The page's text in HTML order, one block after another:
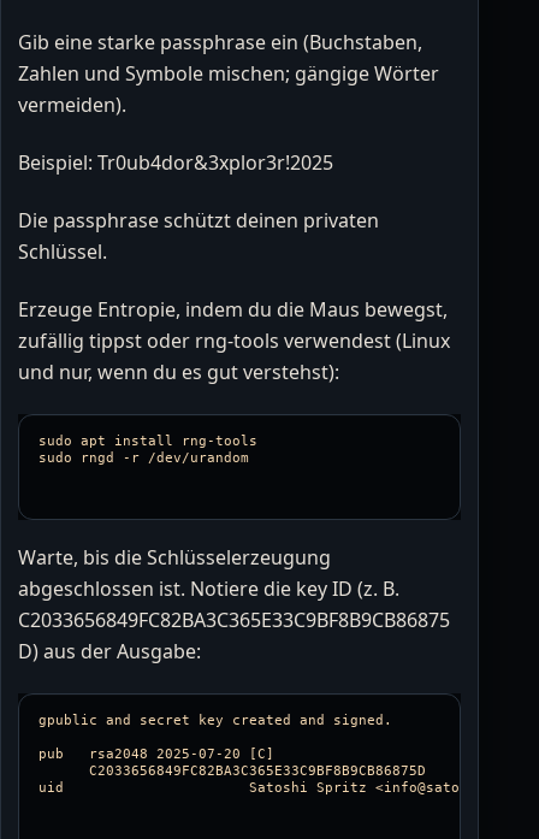
Gib eine starke passphrase ein (Buchstaben,
Zahlen und Symbole mischen; gängige Wörter
vermeiden).
Beispiel: Tr0ub4dor&3xplor3r!2025
Die passphrase schützt deinen privaten
Schlüssel.
Erzeuge Entropie, indem du die Maus bewegst,
zufällig tippst oder rng-tools verwendest (Linux
und nur, wenn du es gut verstehst):
sudo apt install
sudo
rngd -r
Warte, bis die Schlüsselerzeugung
abgeschlossen ist. Notiere die key ID (z. B.
C2033656849FC82BA3C365E33C9BF8B9CB86875
D) aus der Ausgabe:
gpublic and secret key created and signed.
pub   rsa2048 2025-07-20 [C]
      C2033656849FC82BA3C365E33C9BF8B9CB86875D
uid                      Satoshi Spritz